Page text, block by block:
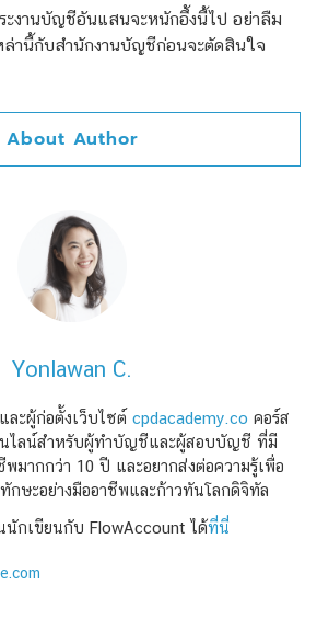
ะงานบัญชีอันแสนจะหนักอึ้งนี้ไป อย่าลืม
ล่านี้กับสำนักงานบัญชีก่อนจะตัดสินใจ
About Author
Yonlawan C.
ะผู้ก่อตั้งเว็บไซต์ cpdacademy.co คอร์ส
ไลน์สำหรับผู้ทำบัญชีและผู้สอบบัญชี ที่มี
มากกว่า 10 ปี และอยากส่งต่อความรู้เพื่อ
ษะอย่างมืออาชีพและก้าวทันโลกดิจิทัล
นักเขียนกับ FlowAccount ได้ที่นี่